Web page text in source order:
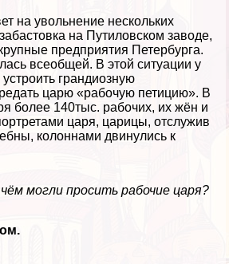
на увольнение нескольких
на Путиловском заводе,
предприятия Петербурга.
всеобщей. В этой ситуации у
грандиозную
царю «рабочую петицию». В
более 140тыс. рабочих, их жён и
царя, царицы, отслужив
колоннами двинулись к
могли просить рабочие царя?